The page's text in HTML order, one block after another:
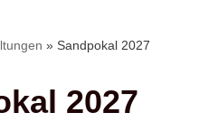
» Sandpokal 2027
2027